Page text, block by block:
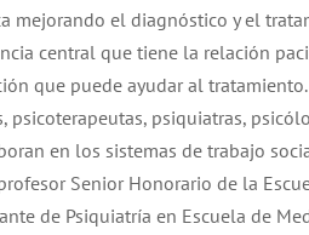
mejorando el diagnóstico y el
central que tiene la relación
que puede ayudar al tratamiento.
psiquiatras,
en los sistemas de trabajo
Senior Honorario de la
de Psiquiatría en Escuela de